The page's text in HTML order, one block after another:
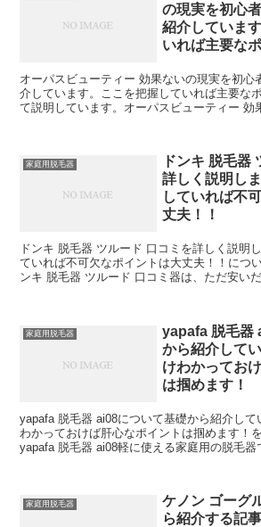
の現実を初心
紹介していま
いれば主要な
オーパスビューティー 効果ないの現実を初心
介しています。ここを把握していれば主要な
て説明しています。オーパスビューティー 効
家庭用脱毛器
ドンキ 脱毛器
詳しく説明し
していれば不
丈夫！！
ドンキ 脱毛器 ツルード 口コミを詳しく説明
ていれば不可欠なポイントは大丈夫！！につ
ンキ 脱毛器 ツルード 口コミ器は、ただ安い
家庭用脱毛器
yapafa 脱毛器
から紹介して
けわかってお
は掴めます！
yapafa 脱毛器 ai08について基礎から紹介して
わかっておけば肝心なポイントは掴めます！
yapafa 脱毛器 ai08軽に使える家庭用の脱毛器
家庭用脱毛器
ケノン ゴーグ
ら紹介する記